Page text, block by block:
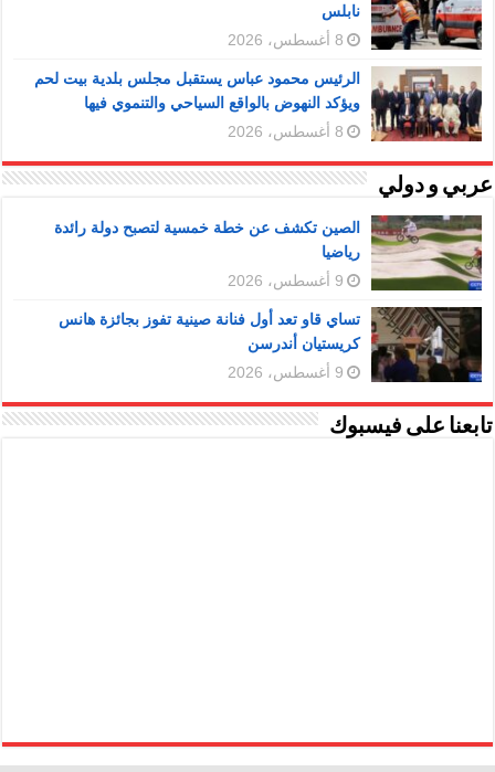
نابلس
8 أغسطس، 2026
الرئيس محمود عباس يستقبل مجلس بلدية بيت لحم
ويؤكد النهوض بالواقع السياحي والتنموي فيها
8 أغسطس، 2026
عربي و دولي
الصين تكشف عن خطة خمسية لتصبح دولة رائدة
رياضيا
9 أغسطس، 2026
تساي قاو تعد أول فنانة صينية تفوز بجائزة هانس
كريستيان أندرسن
9 أغسطس، 2026
تابعنا على فيسبوك